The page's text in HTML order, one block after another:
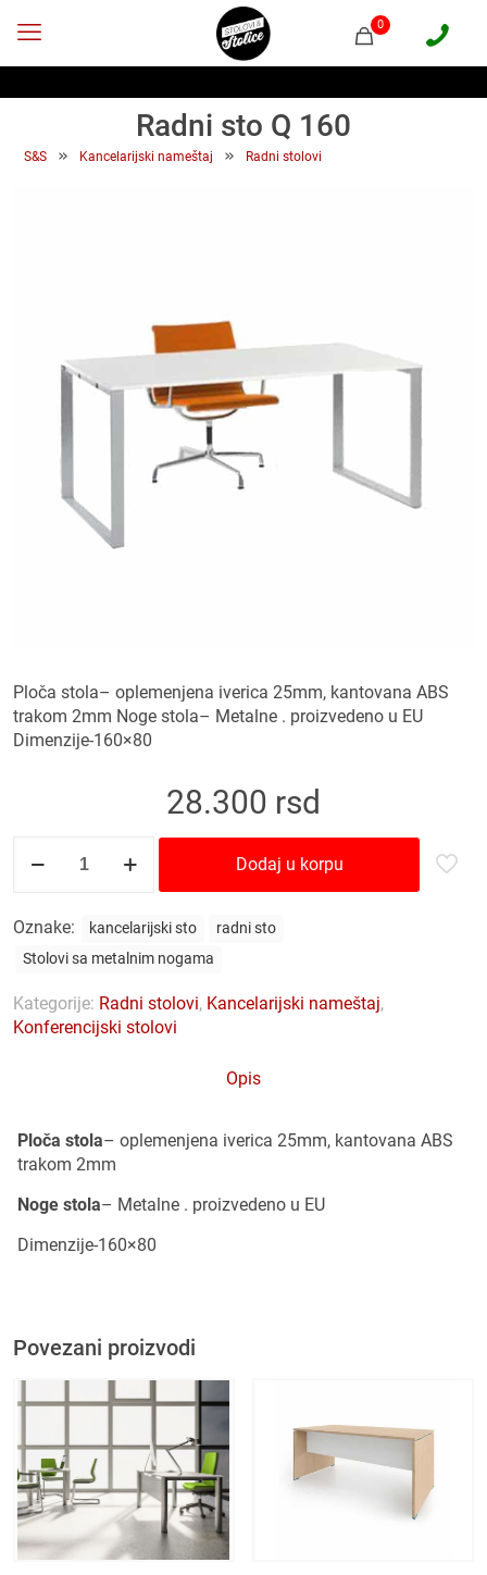
0
Radni sto Q 160
S&S » Kancelarijski nameštaj » Radni stolovi
Ploča stola– oplemenjena iverica 25mm, kantovana ABS
trakom 2mm Noge stola– Metalne . proizvedeno u EU
Dimenzije-160×80
28.300 rsd
sto
160
Dodaj u korpu
Oznake: kancelarijski sto
radni sto
Stolovi sa metalnim nogama
Kategorije: Radni stolovi, Kancelarijski nameštaj,
Konferencijski stolovi
Opis
Ploča stola– oplemenjena iverica 25mm, kantovana ABS
trakom 2mm
Noge stola– Metalne . proizvedeno u EU
Dimenzije-160×80
Povezani proizvodi